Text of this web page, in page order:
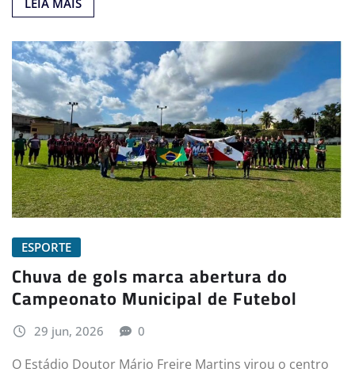
ESPORTE
Chuva de gols marca abertura do
Campeonato Municipal de Futebol
29 jun, 2026 0
O Estádio Doutor Mário Freire Martins virou o centro